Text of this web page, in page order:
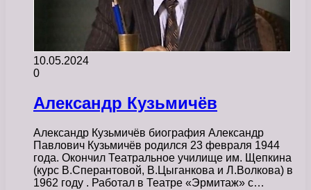
10.05.2024
0
Александр Кузьмичёв
Александр Кузьмичёв биография Александр
Павлович Кузьмичёв родился 23 февраля 1944
года. Окончил Театральное училище им. Щепкина
(курс В.Сперантовой, В.Цыганкова и Л.Волкова) в
1962 году . Работал в Театре «Эрмитаж» с…